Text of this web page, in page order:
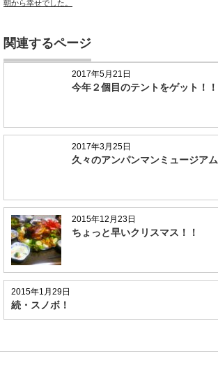
朝から幸せでした。
関連するページ
2017年5月21日
今年２個目のテントをゲット！！
2017年3月25日
久々のアンパンマンミュージアム
2015年12月23日
ちょっと早いクリスマス！！
2015年1月29日
続・スノボ！